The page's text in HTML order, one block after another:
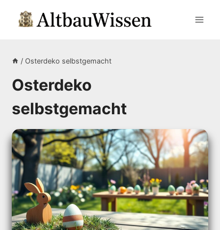
Inhalt
/ Osterdeko selbstgemacht
Osterdeko
selbstgemacht